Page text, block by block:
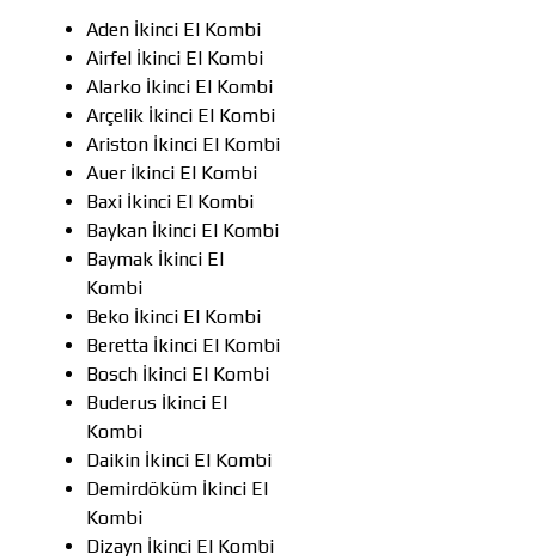
Aden İkinci El Kombi
Airfel İkinci El Kombi
Alarko İkinci El Kombi
Arçelik İkinci El Kombi
Ariston İkinci El Kombi
Auer İkinci El Kombi
Baxi İkinci El Kombi
Baykan İkinci El Kombi
Baymak İkinci El
Kombi
Beko İkinci El Kombi
Beretta İkinci El Kombi
Bosch İkinci El Kombi
Buderus İkinci El
Kombi
Daikin İkinci El Kombi
Demirdöküm İkinci El
Kombi
Dizayn İkinci El Kombi